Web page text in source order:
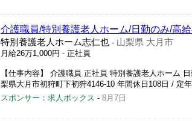
介護職員/特別養護老人ホーム/日勤のみ/高
特別養護老人ホーム志仁也 - 山梨県 大月市
月給26万1,000円 - 正社員
【仕事内容】 介護職員 正社員 特別養護老人ホーム
梨県大月市初狩町下初狩4146-10 年間休日108日 / 定
スポンサー：求人ボックス - 8月7日